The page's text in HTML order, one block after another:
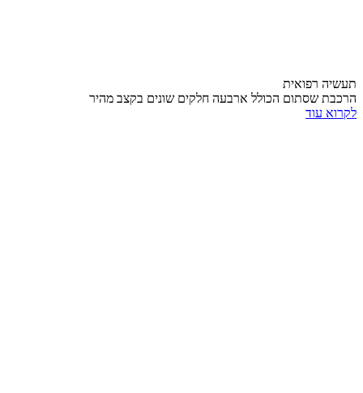
תעשיה רפואית
הרכבת שסתום הכולל ארבעה חלקים שונים בקצב מהיר
לקרוא עוד